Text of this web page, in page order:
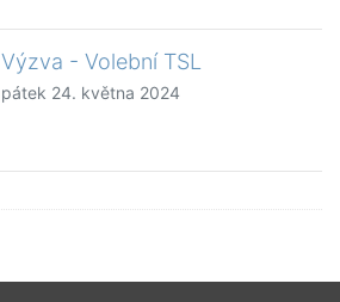
Výzva - Volební TSL
pátek 24. května 2024